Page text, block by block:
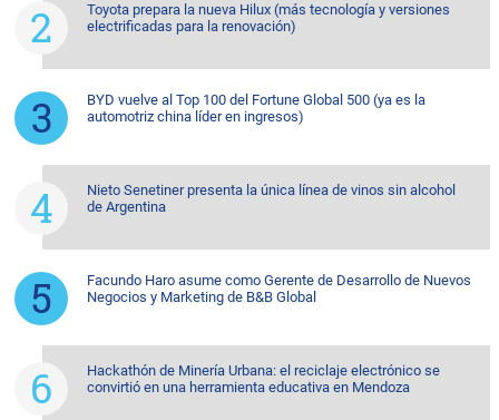
Toyota prepara la nueva Hilux (más tecnología y versiones
electrificadas para la renovación)
BYD vuelve al Top 100 del Fortune Global 500 (ya es la
automotriz china líder en ingresos)
Nieto Senetiner presenta la única línea de vinos sin alcohol
de Argentina
Facundo Haro asume como Gerente de Desarrollo de Nuevos
Negocios y Marketing de B&B Global
Hackathón de Minería Urbana: el reciclaje electrónico se
convirtió en una herramienta educativa en Mendoza